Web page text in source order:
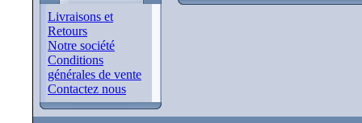
Livraisons et
Retours
Notre société
Conditions
générales de vente
Contactez nous